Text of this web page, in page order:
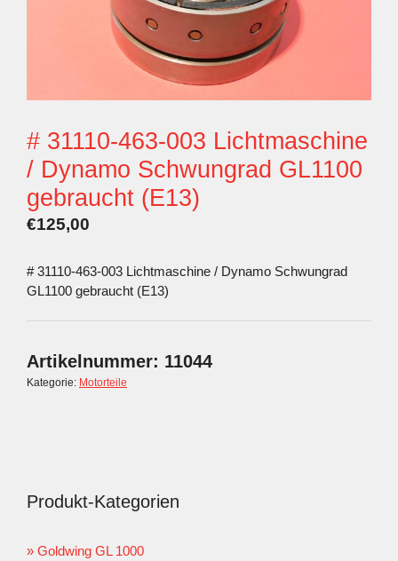
# 31110-463-003 Lichtmaschine
/ Dynamo Schwungrad GL1100
gebraucht (E13)
€125,00
# 31110-463-003 Lichtmaschine / Dynamo Schwungrad
GL1100 gebraucht (E13)
Artikelnummer: 11044
Kategorie: Motorteile
Produkt-Kategorien
Goldwing GL 1000